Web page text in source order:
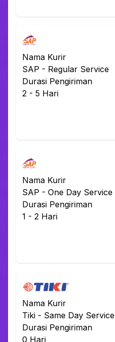
Nama Kurir
SAP - Regular Service
Durasi Pengiriman
2 - 5 Hari
Nama Kurir
SAP - One Day Service
Durasi Pengiriman
1 - 2 Hari
Nama Kurir
Tiki - Same Day Service
Durasi Pengiriman
0 Hari